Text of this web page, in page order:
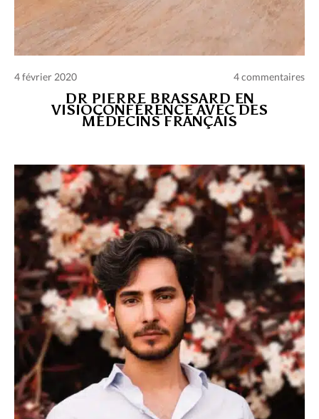
4 février 2020 4 commentaires
DR PIERRE BRASSARD EN
VISIOCONFÉRENCE AVEC DES
MÉDECINS FRANÇAIS